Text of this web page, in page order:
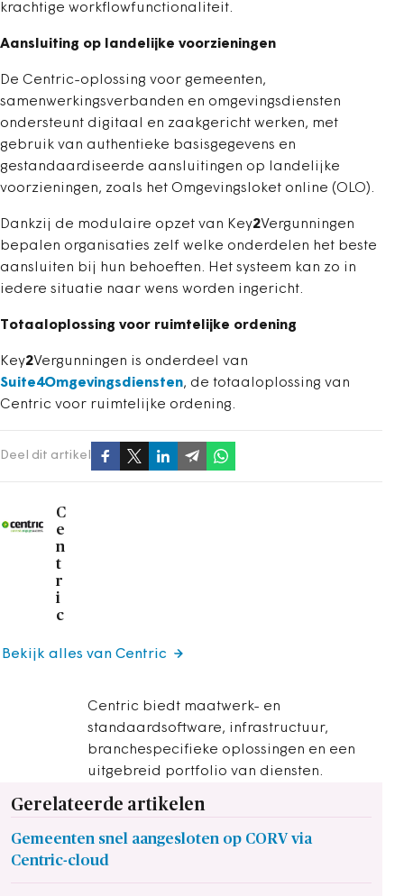
krachtige workflowfunctionaliteit.
Aansluiting op landelijke voorzieningen
De Centric-oplossing voor gemeenten,
samenwerkingsverbanden en omgevingsdiensten
ondersteunt digitaal en zaakgericht werken, met
gebruik van authentieke basisgegevens en
gestandaardiseerde aansluitingen op landelijke
voorzieningen, zoals het Omgevingsloket online (OLO).
Dankzij de modulaire opzet van Key2Vergunningen
bepalen organisaties zelf welke onderdelen het beste
aansluiten bij hun behoeften. Het systeem kan zo in
iedere situatie naar wens worden ingericht.
Totaaloplossing voor ruimtelijke ordening
Key2Vergunningen is onderdeel van
Suite4Omgevingsdiensten, de totaaloplossing van
Centric voor ruimtelijke ordening.
Deel dit artikel
C
e
n
t
r
i
c
Centric biedt maatwerk- en
standaardsoftware, infrastructuur,
branchespecifieke oplossingen en een
uitgebreid portfolio van diensten.
Bekijk alles van Centric
Gerelateerde artikelen
Gemeenten snel aangesloten op CORV via
Centric-cloud